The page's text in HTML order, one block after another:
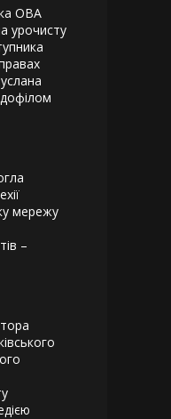
ОВА
урочисту
мережу
–